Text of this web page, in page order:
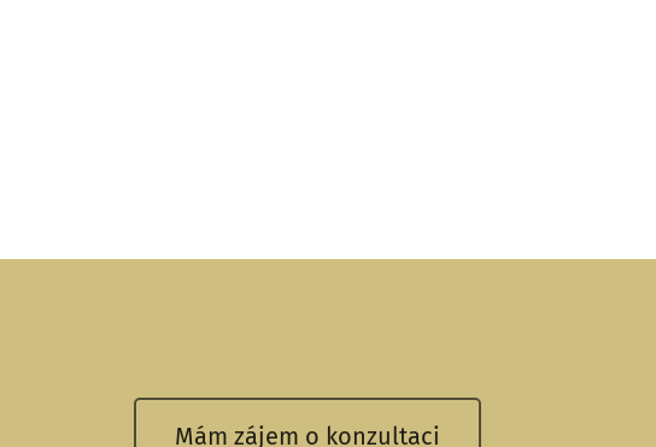
Mám zájem o konzultaci